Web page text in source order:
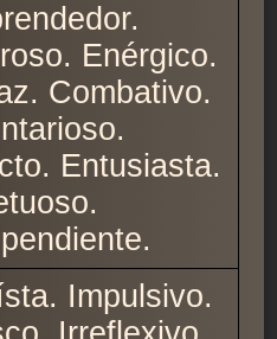
Enérgico.
Combativo.
Entusiasta.
Impulsivo.